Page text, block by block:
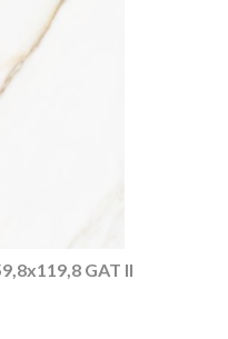
GAT II